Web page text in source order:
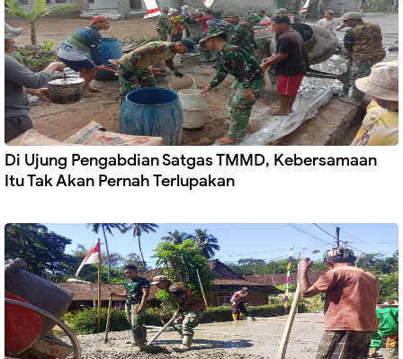
Di Ujung Pengabdian Satgas TMMD, Kebersamaan
Itu Tak Akan Pernah Terlupakan